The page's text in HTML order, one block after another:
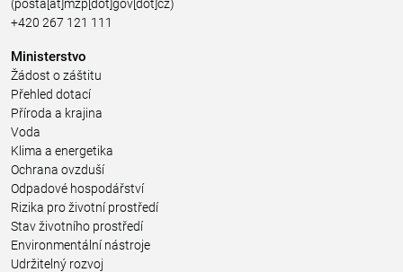
(posta[at]mzp[dot]gov[dot]cz)
+420 267 121 111
Ministerstvo
Žádost o záštitu
Přehled dotací
Příroda a krajina
Voda
Klima a energetika
Ochrana ovzduší
Odpadové hospodářství
Rizika pro životní prostředí
Stav životního prostředí
Environmentální nástroje
Udržitelný rozvoj